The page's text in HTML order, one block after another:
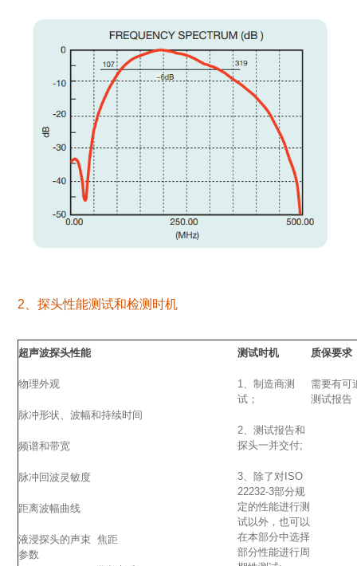
2、探头性能测试和检测时机
超声波探头性能 测试时机 质保要求
物理外观
1、制造商测
试；
2、测试报告和
探头一并交付;
3、除了对ISO
22232-3部分规
定的性能进行测
试以外，也可以
在本部分中选择
部分性能进行周
需要有可
测试报告
脉冲形状、波幅和持续时间
频谱和带宽
脉冲回波灵敏度
距离波幅曲线
液浸探头的声束
参数
焦距